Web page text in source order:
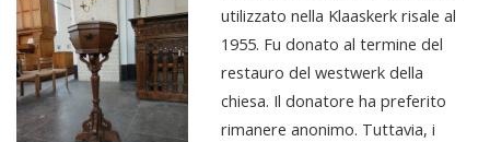
utilizzato nella Klaaskerk risale al
1955. Fu donato al termine del
restauro del westwerk della
chiesa. Il donatore ha preferito
rimanere anonimo. Tuttavia, i